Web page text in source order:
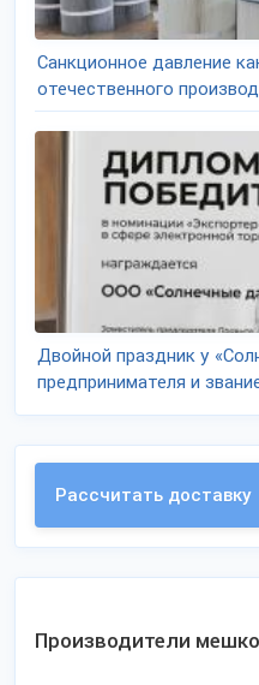
Санкционное давление
отечественного
Двойной праздник у
предпринимателя и
Рассчитать доставку
Производители